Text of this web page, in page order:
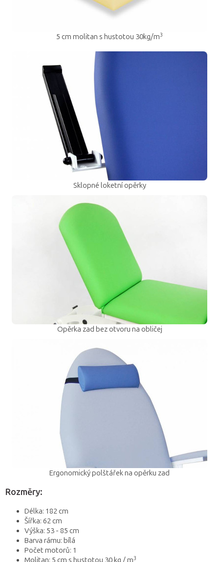
5 cm molitan s hustotou 30kg/m3
Sklopné loketní opěrky
Opěrka zad bez otvoru na obličej
Ergonomický polštářek na opěrku zad
Rozměry:
Délka: 182 cm
Šířka: 62 cm
Výška: 53 - 85 cm
Barva rámu: bílá
Počet motorů: 1
Molitan: 5 cm s hustotou 30 kg / m3